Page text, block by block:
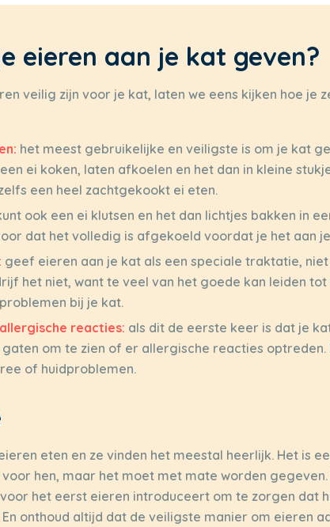
eieren aan je kat geven?
veilig zijn voor je kat, laten we eens kijken hoe je
het meest gebruikelijke en veiligste is om je kat
ei koken, laten afkoelen en het dan in kleine
een heel zachtgekookt ei eten.
ook een ei klutsen en het dan lichtjes bakken in
dat het volledig is afgekoeld voordat je het aan
geef eieren aan je kat als een speciale traktatie,
het niet, want te veel van het goede kan leiden
bij je kat.
reacties: als dit de eerste keer is dat je
om te zien of er allergische reacties optreden.
of huidproblemen.
eten en ze vinden het meestal heerlijk. Het is
hen, maar het moet met mate worden
het eerst eieren introduceert om te zorgen dat
onthoud altijd dat de veiligste manier om eieren